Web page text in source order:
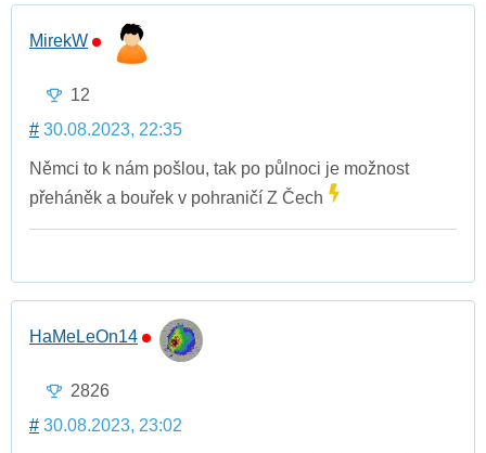
MirekW
12
# 30.08.2023, 22:35
Němci to k nám pošlou, tak po půlnoci je možnost
přeháněk a bouřek v pohraničí Z Čech
HaMeLeOn14
2826
# 30.08.2023, 23:02